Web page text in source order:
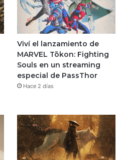
Viví el lanzamiento de
MARVEL Tōkon: Fighting
Souls en un streaming
especial de PassThor
Hace 2 días